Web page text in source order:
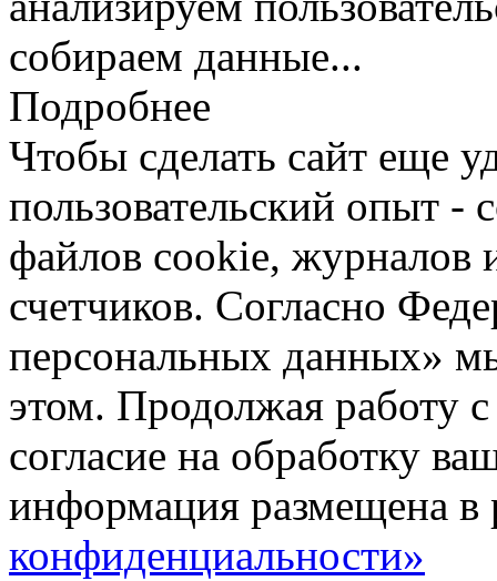
собираем данные...
Подробнее
Чтобы сделать сайт еще
пользовательский опыт
файлов cookie, журналов
счетчиков. Согласно
персональных данных»
этом. Продолжая работу
согласие на обработку
информация размещена в
конфиденциальности»